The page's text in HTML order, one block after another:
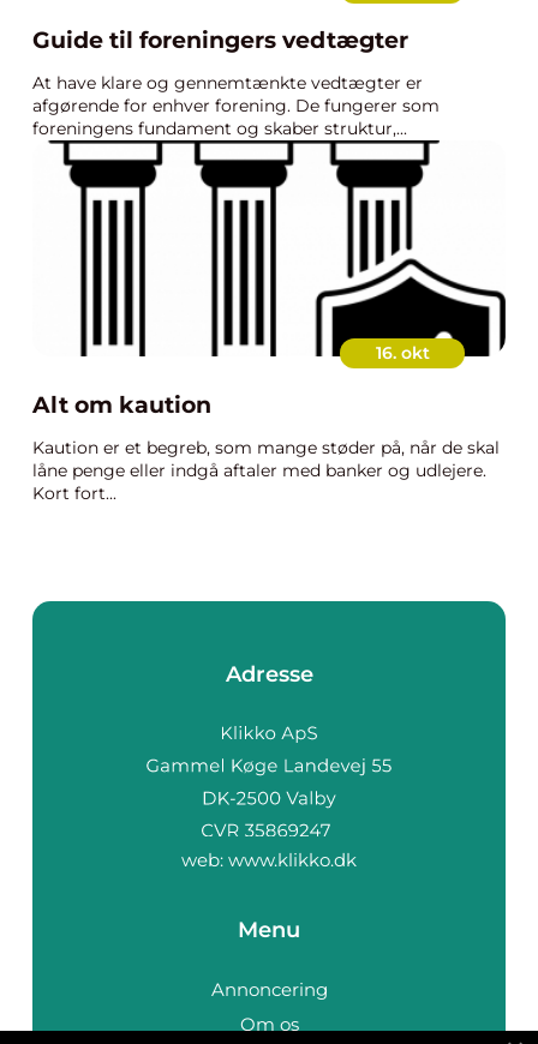
Guide til foreningers vedtægter
At have klare og gennemtænkte vedtægter er
afgørende for enhver forening. De fungerer som
foreningens fundament og skaber struktur,...
16. okt
Alt om kaution
Kaution er et begreb, som mange støder på, når de skal
låne penge eller indgå aftaler med banker og udlejere.
Kort fort...
Adresse
web: www.klikko.dk
Menu
Annoncering
Om os